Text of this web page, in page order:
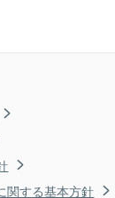
関する基本方針